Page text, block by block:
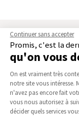
BIENVENUE DANS
AGENCE DE BLAIN -
CHÂTEAUBRIANT (44)
Qui sommes-nous
Actualités
Notre charte qualité
Partenaires
Continuer sans accepter
Promis, c'est la
qu'on vous
Plateforme
On est vraiment très
notre site vous intéresse.
n'avez pas encore fait
vous nous autorisez à
décider quels services